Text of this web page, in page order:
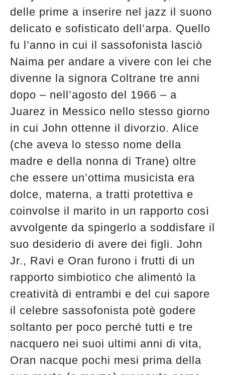
delle prime a inserire nel jazz il suono
delicato e sofisticato dell’arpa. Quello
fu l’anno in cui il sassofonista lasciò
Naima per andare a vivere con lei che
divenne la signora Coltrane tre anni
dopo – nell’agosto del 1966 – a
Juarez in Messico nello stesso giorno
in cui John ottenne il divorzio. Alice
(che aveva lo stesso nome della
madre e della nonna di Trane) oltre
che essere un’ottima musicista era
dolce, materna, a tratti protettiva e
coinvolse il marito in un rapporto così
avvolgente da spingerlo a soddisfare il
suo desiderio di avere dei figli. John
Jr., Ravi e Oran furono i frutti di un
rapporto simbiotico che alimentò la
creatività di entrambi e del cui sapore
il celebre sassofonista potè godere
soltanto per poco perché tutti e tre
nacquero nei suoi ultimi anni di vita,
Oran nacque pochi mesi prima della